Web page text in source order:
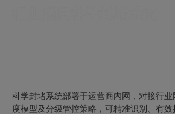
科学封堵系统部署于运营商内网，对接行
度模型及分级管控策略，可精准识别、有